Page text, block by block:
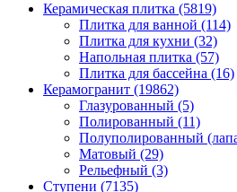
Керамическая плитка (5819)
Плитка для ванной (114)
Плитка для кухни (32)
Напольная плитка (57)
Плитка для бассейна (16)
Керамогранит (19862)
Глазурованный (5)
Полированный (11)
Полуполированный
Матовый (29)
Рельефный (3)
Ступени (7135)